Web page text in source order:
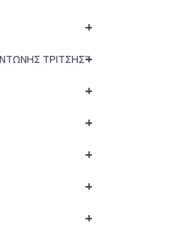
+
+
ΤΡΙΤΣΗΣ”
+
+
+
+
+